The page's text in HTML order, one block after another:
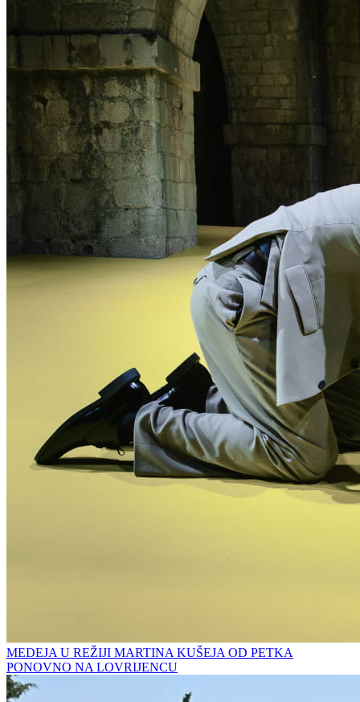
MEDEJA U REŽIJI MARTINA KUŠEJA OD PETKA
PONOVNO NA LOVRIJENCU